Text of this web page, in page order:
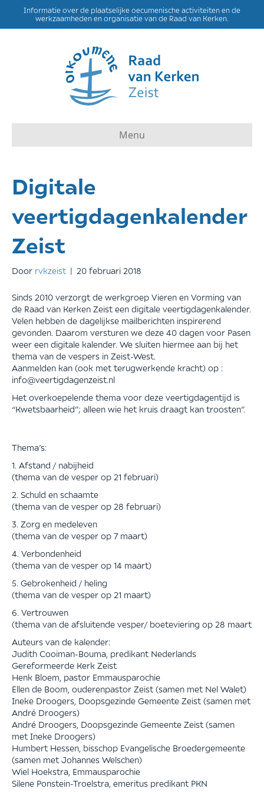
Informatie over de plaatselijke oecumenische activiteiten en de
werkzaamheden en organisatie van de Raad van Kerken.
Menu
Digitale
veertigdagenkalender
Zeist
Door rvkzeist | 20 februari 2018
Sinds 2010 verzorgt de werkgroep Vieren en Vorming van
de Raad van Kerken Zeist een digitale veertigdagenkalender.
Velen hebben de dagelijkse mailberichten inspirerend
gevonden. Daarom versturen we deze 40 dagen voor Pasen
weer een digitale kalender. We sluiten hiermee aan bij het
thema van de vespers in Zeist-West.
Aanmelden kan (ook met terugwerkende kracht) op :
info@veertigdagenzeist.nl
Het overkoepelende thema voor deze veertigdagentijd is
“Kwetsbaarheid”; alleen wie het kruis draagt kan troosten”.
Thema’s:
1. Afstand / nabijheid
(thema van de vesper op 21 februari)
2. Schuld en schaamte
(thema van de vesper op 28 februari)
3. Zorg en medeleven
(thema van de vesper op 7 maart)
4. Verbondenheid
(thema van de vesper op 14 maart)
5. Gebrokenheid / heling
(thema van de vesper op 21 maart)
6. Vertrouwen
(thema van de afsluitende vesper/ boeteviering op 28 maart
Auteurs van de kalender:
Judith Cooiman-Bouma, predikant Nederlands
Gereformeerde Kerk Zeist
Henk Bloem, pastor Emmausparochie
Ellen de Boom, ouderenpastor Zeist (samen met Nel Walet)
Ineke Droogers, Doopsgezinde Gemeente Zeist (samen met
André Droogers)
André Droogers, Doopsgezinde Gemeente Zeist (samen
met Ineke Droogers)
Humbert Hessen, bisschop Evangelische Broedergemeente
(samen met Johannes Welschen)
Wiel Hoekstra, Emmausparochie
Silene Ponstein-Troelstra, emeritus predikant PKN